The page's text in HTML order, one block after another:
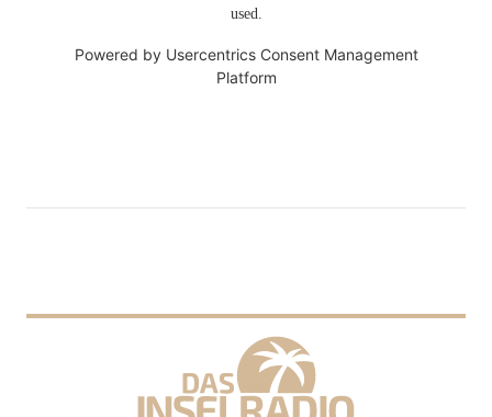
used.
Powered by Usercentrics Consent Management
Platform